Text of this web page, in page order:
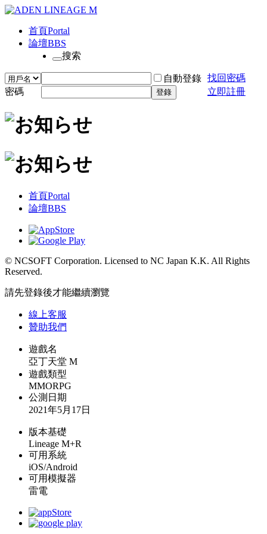
首頁Portal
論壇BBS
搜索
自動登錄 找回密碼
密碼
登錄 立即註冊
首頁Portal
論壇BBS
© NCSOFT Corporation. Licensed to NC Japan K.K. All Rights
Reserved.
請先登錄後才能繼續瀏覽
線上客服
贊助我們
遊戲名
亞丁天堂 M
遊戲類型
MMORPG
公測日期
2021年5月17日
版本基礎
Lineage M+R
可用系統
iOS/Android
可用模擬器
雷電